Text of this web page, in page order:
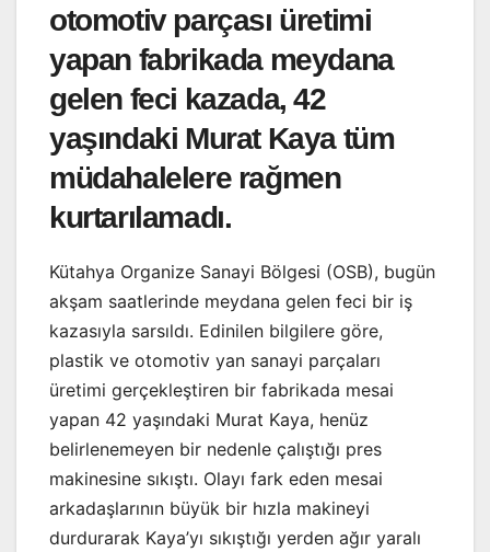
otomotiv parçası üretimi
yapan fabrikada meydana
gelen feci kazada, 42
yaşındaki Murat Kaya tüm
müdahalelere rağmen
kurtarılamadı.
Kütahya Organize Sanayi Bölgesi (OSB), bugün
akşam saatlerinde meydana gelen feci bir iş
kazasıyla sarsıldı. Edinilen bilgilere göre,
plastik ve otomotiv yan sanayi parçaları
üretimi gerçekleştiren bir fabrikada mesai
yapan 42 yaşındaki Murat Kaya, henüz
belirlenemeyen bir nedenle çalıştığı pres
makinesine sıkıştı. Olayı fark eden mesai
arkadaşlarının büyük bir hızla makineyi
durdurarak Kaya’yı sıkıştığı yerden ağır yaralı